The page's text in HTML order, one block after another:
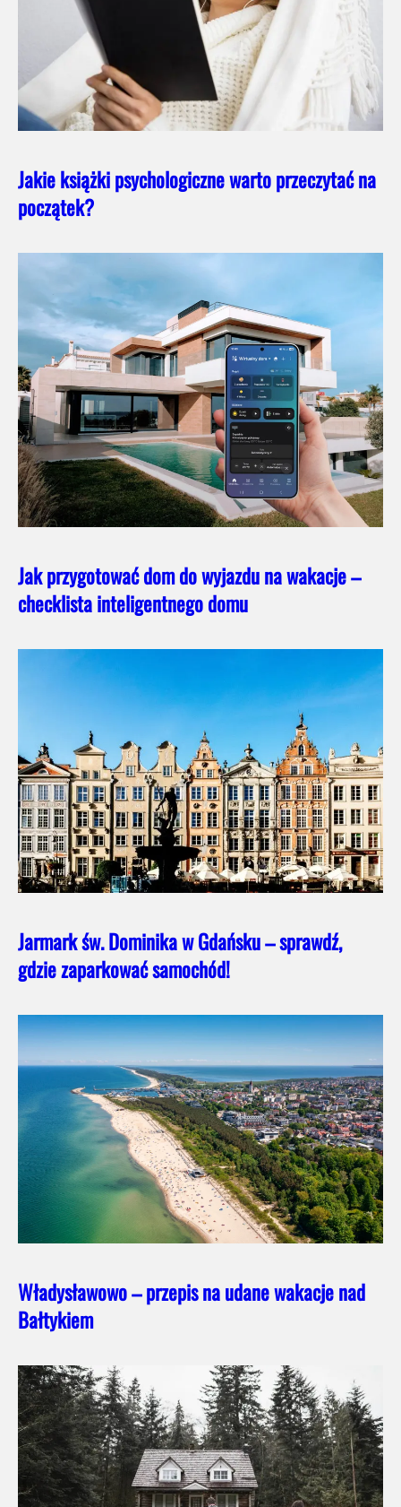
Jakie książki psychologiczne warto przeczytać na
początek?
Jak przygotować dom do wyjazdu na wakacje –
checklista inteligentnego domu
Jarmark św. Dominika w Gdańsku – sprawdź,
gdzie zaparkować samochód!
Władysławowo – przepis na udane wakacje nad
Bałtykiem